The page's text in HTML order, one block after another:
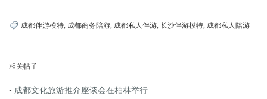
成都伴游模特, 成都商务陪游, 成都私人伴游, 长沙伴游模特, 成都私人陪游
相关帖子
• 成都文化旅游推介座谈会在柏林举行